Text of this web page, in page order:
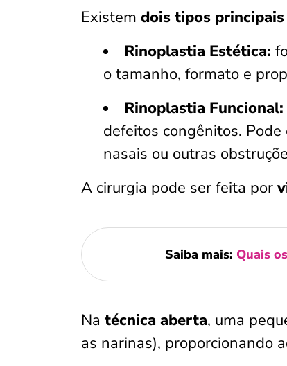
Existem dois tipos
Rinoplastia Estética:
o tamanho, formato e
Rinoplastia Funcional:
defeitos congênitos.
nasais ou outras
A cirurgia pode ser feita por
Saiba mais: Quais
Na técnica aberta, uma
as narinas), proporcionando